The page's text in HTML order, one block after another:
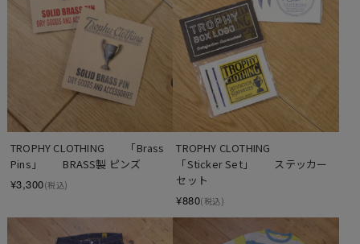
TROPHY CLOTHING　　「Brass
Pins」　　BRASS製 ピンズ
¥3,300(税込)
TROPHY CLOTHING
「Sticker Set」　　ステッカー
セット
¥880(税込)